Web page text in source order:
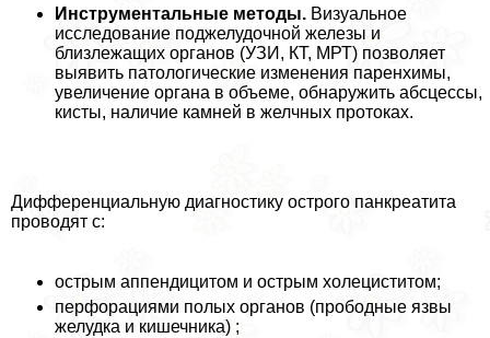
Инструментальные методы. Визуальное
исследование поджелудочной железы и
близлежащих органов (УЗИ, КТ, МРТ) позволяет
выявить патологические изменения паренхимы,
увеличение органа в объеме, обнаружить абсцессы,
кисты, наличие камней в желчных протоках.
Дифференциальную диагностику острого панкреатита
проводят с:
острым аппендицитом и острым холециститом;
перфорациями полых органов (прободные язвы
желудка и кишечника) ;